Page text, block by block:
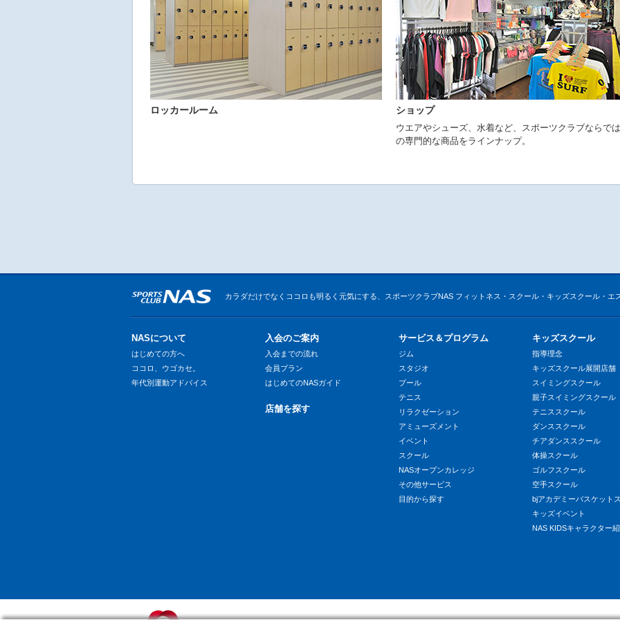
ロッカールーム ショップ
ウエアやシューズ、水着など、スポーツクラブならでは
の専門的な商品をラインナップ。
カラダだけでなくココロも明るく元気にする、スポーツクラブNAS フィットネス・スクール・キッズスクール・エ
NASについて
はじめての方へ
ココロ、ウゴカセ。
年代別運動アドバイス
入会のご案内
入会までの流れ
会員プラン
はじめてのNASガイド
店舗を探す
サービス＆プログラム
ジム
スタジオ
プール
テニス
リラクゼーション
アミューズメント
イベント
スクール
NASオープンカレッジ
その他サービス
目的から探す
キッズスクール
指導理念
キッズスクール展開店舗
スイミングスクール
親子スイミングスクール
テニススクール
ダンススクール
チアダンススクール
体操スクール
ゴルフスクール
空手スクール
bjアカデミーバスケット
キッズイベント
NAS KIDSキャラクター